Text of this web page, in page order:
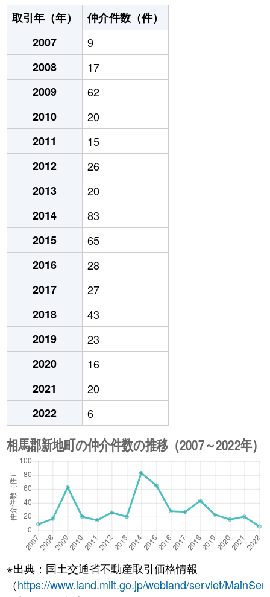
取引年（年）
仲介件数（件）
2007
9
2008
17
2009
62
2010
20
2011
15
2012
26
2013
20
2014
83
2015
65
2016
28
2017
27
2018
43
2019
23
2020
16
2021
20
2022
6
※出典：国土交通省不動産取引価格情報
（https://www.land.mlit.go.jp/webland/servlet/